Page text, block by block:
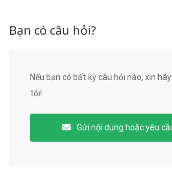
Bạn có câu hỏi?
Nếu bạn có bất kỳ câu hỏi nào, xin
tôi!
Gửi nội dung hoặc yêu